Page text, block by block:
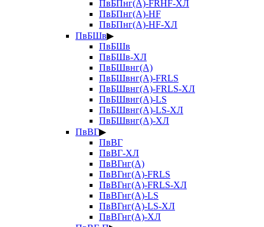
ПвБПнг(А)-FRHF-ХЛ
ПвБПнг(А)-HF
ПвБПнг(А)-HF-ХЛ
ПвБШв▶
ПвБШв
ПвБШв-ХЛ
ПвБШвнг(А)
ПвБШвнг(А)-FRLS
ПвБШвнг(А)-FRLS-ХЛ
ПвБШвнг(А)-LS
ПвБШвнг(А)-LS-ХЛ
ПвБШвнг(А)-ХЛ
ПвВГ▶
ПвВГ
ПвВГ-ХЛ
ПвВГнг(А)
ПвВГнг(А)-FRLS
ПвВГнг(А)-FRLS-ХЛ
ПвВГнг(А)-LS
ПвВГнг(А)-LS-ХЛ
ПвВГнг(А)-ХЛ